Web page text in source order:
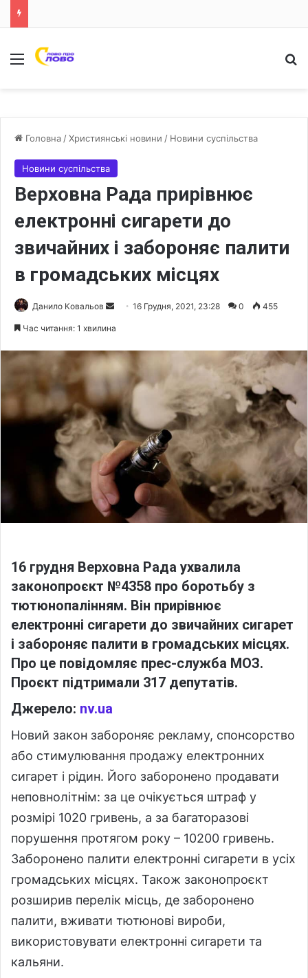
Меню
Головна /Християнські новини / Новини суспільства
Новини суспільства
Верховна Рада прирівнює
електронні сигарети до
звичайних і забороняє палити
в громадських місцях
Данило Ковальов
d
a
n
e
a
i
l
16 Грудня, 2021, 23:28 0 455
Час читання: 1 хвилина
16 грудня Верховна Рада ухвалила
законопроєкт №4358 про боротьбу з
тютюнопалінням. Він прирівнює
електронні сигарети до звичайних сигарет
і забороняє палити в громадських місцях.
Про це повідомляє прес-служба МОЗ.
Проєкт підтримали 317 депутатів.
Джерело: nv.ua
Новий закон забороняє рекламу, спонсорство
або стимулювання продажу електронних
сигарет і рідин. Його заборонено продавати
неповнолітнім: за це очікується штраф у
розмірі 1020 гривень, а за багаторазові
порушення протягом року – 10200 гривень.
Заборонено палити електронні сигарети в усіх
громадських місцях. Також законопроєкт
розширив перелік місць, де заборонено
палити, вживати тютюнові вироби,
використовувати електронні сигарети та
кальяни.